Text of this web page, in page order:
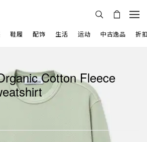
鞋履 配饰 生活 运动 中古逸品 折
Cotton Fleece